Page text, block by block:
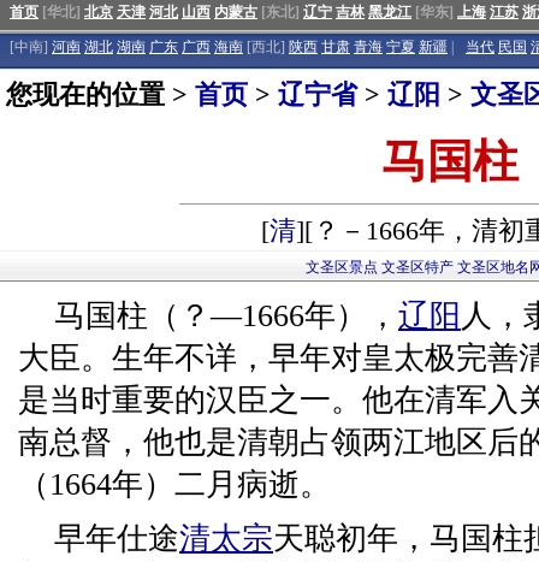
首页 [华北] 北京 天津 河北 山西 内蒙古 [东北] 辽宁 吉林 黑龙江 [华东] 上海 江苏
[中南] 河南 湖北 湖南 广东 广西 海南 [西北] 陕西 甘肃 青海 宁夏 新疆 当代 民国
您现在的位置 > 首页 > 辽宁省> 辽阳 > 文圣
马国柱
[清][？－1666年，清初
文圣区景点 文圣区特产 文圣区地名
马国柱（？—1666年）， 辽阳 人，
大臣。生年不详，早年对皇太极完善
是当时重要的汉臣之一。他在清军入
南总督，他也是清朝占领两江地区后
（1664年）二月病逝。
早年仕途清太宗天聪初年，马国柱